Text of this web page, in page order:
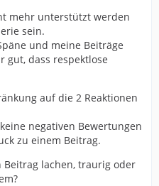
mehr unterstützt werden
sein.
und meine Beiträge
gut, dass respektlose
auf die 2 Reaktionen
negativen Bewertungen
zu einem Beitrag.
lachen, traurig oder